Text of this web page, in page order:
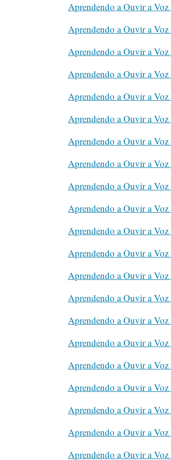
Aprendendo a Ouvir a
Aprendendo a Ouvir a
Aprendendo a Ouvir a
Aprendendo a Ouvir a
Aprendendo a Ouvir a
Aprendendo a Ouvir a
Aprendendo a Ouvir a
Aprendendo a Ouvir a
Aprendendo a Ouvir a
Aprendendo a Ouvir a
Aprendendo a Ouvir a
Aprendendo a Ouvir a
Aprendendo a Ouvir a
Aprendendo a Ouvir a
Aprendendo a Ouvir a
Aprendendo a Ouvir a
Aprendendo a Ouvir a
Aprendendo a Ouvir a
Aprendendo a Ouvir a
Aprendendo a Ouvir a
Aprendendo a Ouvir a